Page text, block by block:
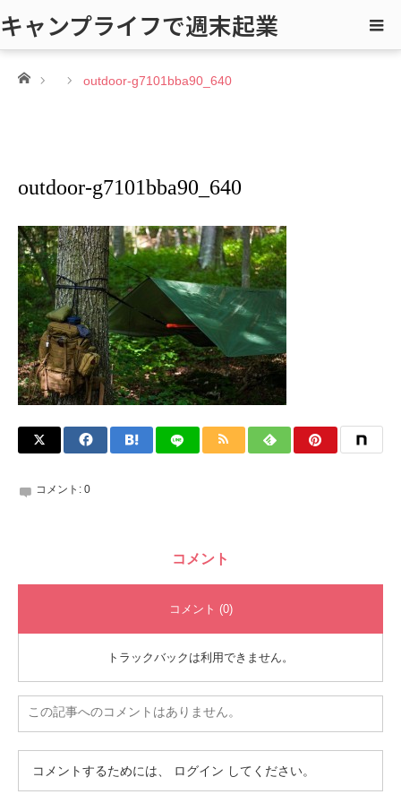
キャンプライフで週末起業
ホーム outdoor-g7101bba90_640
outdoor-g7101bba90_640
コメント: 0
コメント
コメント (0)
トラックバックは利用できません。
この記事へのコメントはありません。
コメントするためには、 ログイン してください。